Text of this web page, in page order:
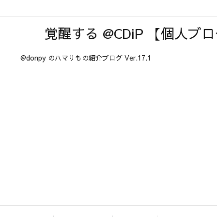
覚醒する @CDiP 【個人ブ
@donpy のハマりもの紹介ブログ Ver.17.1